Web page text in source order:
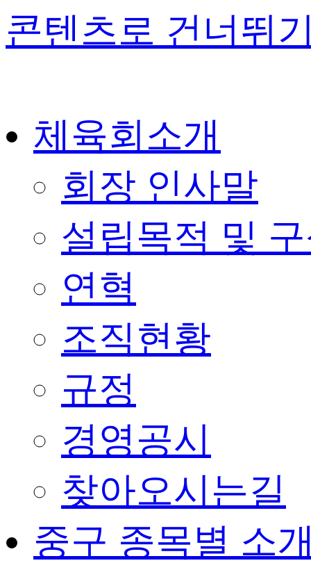
콘텐츠로 건너뛰
체육회소개
회장 인사말
설립목적 및
연혁
조직현황
규정
경영공시
찾아오시는길
중구 종목별 소